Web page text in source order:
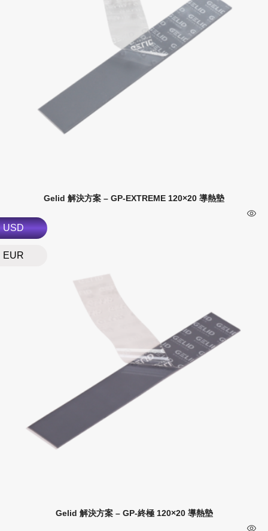
USD
EUR
Gelid 解決方案 – GP-EXTREME 120×20 導熱墊
Gelid 解決方案 – GP-終極 120×20 導熱墊